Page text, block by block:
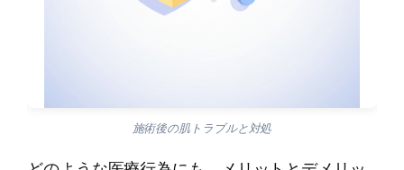
施術後の肌トラブルと対処